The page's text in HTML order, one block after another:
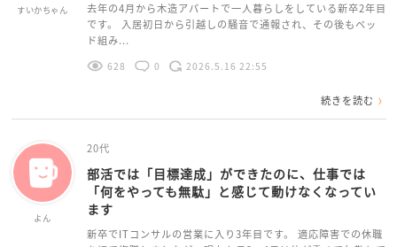
すいかちゃん
去年の4月から木造アパートで一人暮らしをしている新卒2年目
です。 入居初日から引越しの騒音で通報され、その後もベッ
ド組み...
628 0 2026.5.16 22:55
続きを読む
よん
20代
部活では「目標達成」ができたのに、仕事では
「何をやっても無駄」と感じて動けなくなってい
ます
新卒でITコンサルの営業に入り3年目です。 適応障害での休職